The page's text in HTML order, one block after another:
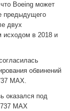
Boeing может
предыдущего
двух
исходом в 2018 и
обвинений
MAX.
оказался под
MAX